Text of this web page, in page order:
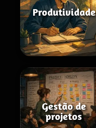
Produtividade
Gestão de
projetos